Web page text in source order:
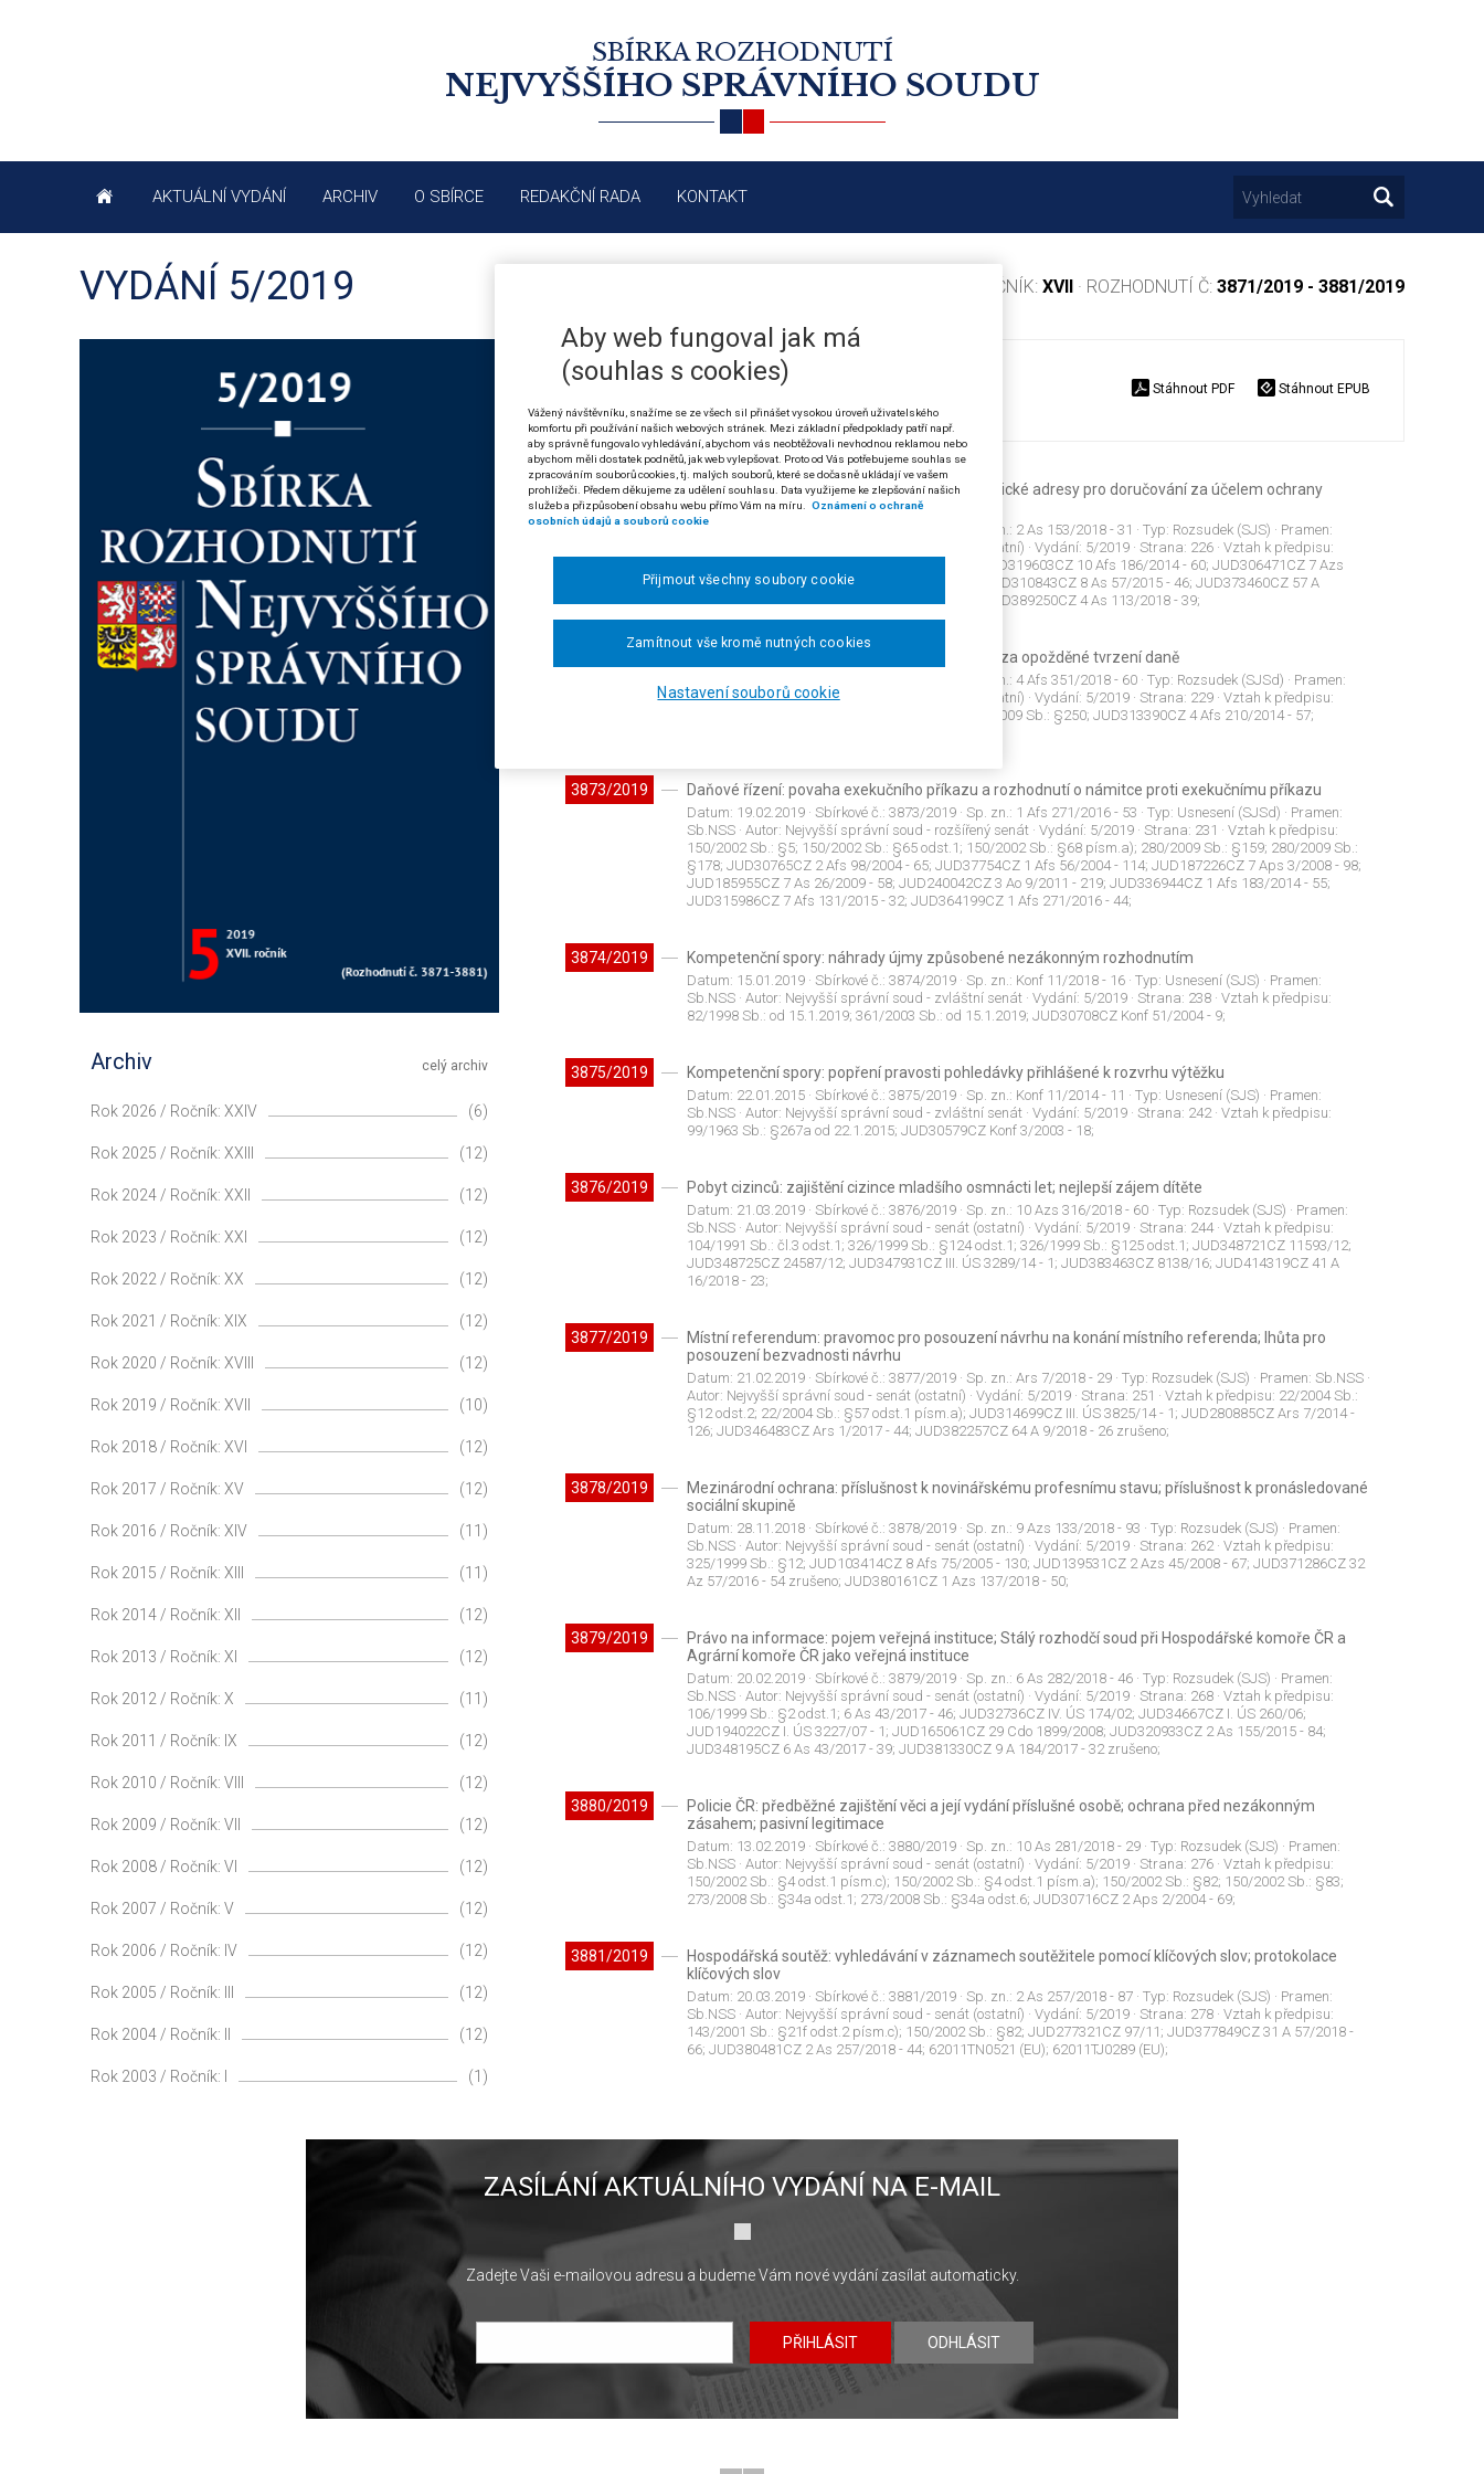
SBÍRKA ROZHODNUTÍ
NEJVYŠŠÍHO SPRÁVNÍHO SOUDU
AKTUÁLNÍ VYDÁNÍ ARCHIV O SBÍRCE REDAKČNÍ RADA KONTAKT
VYDÁNÍ 5/2019 · ROČNÍK: XVII · ROZHODNUTÍ Č: 3871/2019 - 3881/2019
OBSAH VYDÁNÍ 5/2019 Stáhnout PDF Stáhnout EPUB
3871/2019
Správní řízení: zablokování konkrétní elektronické adresy pro doručování za účelem ochrany
podatelny
Datum: · Sp. zn.: 2 As 153/2018 - 31 · Typ: Rozsudek (SJS) · Pramen:
Nejvyšší správní soud - senát (ostatní) · Vydání: 5/2019· Strana: 226· Vztah k předpisu:
181/2014 Sb.: §4; JUD112761CZ I. ÚS 250/05; JUD319603CZ 10 Afs 186/2014 - 60; JUD306471CZ 7 Azs
113/2015 - 32; JUD310340CZ 8 As 6/2015 - 37; JUD310843CZ 8 As 57/2015 - 46; JUD373460CZ 57 A
118/2016 - 69; JUD362133CZ 30 A 3/2017 - 33; JUD389250CZ 4 As 113/2018 - 39;
Daňové řízení: povaha zvýšení daně a pokuty za opožděné tvrzení daně
· Sp. zn.: 4 Afs 351/2018 - 60· Typ: Rozsudek (SJSd) · Pramen:
Sb.NSS· Autor:Nejvyšší správní soud - senát (ostatní) · Vydání: 5/2019· Strana: 229· Vztah k předpisu:
337/1992 Sb.: §68; 2/1993 Sb.: čl.40 odst.6; 280/2009 Sb.: §250; JUD313390CZ 4 Afs 210/2014 - 57;
3873/2019 Daňové řízení: povaha exekučního příkazu a rozhodnutí o námitce proti exekučnímu příkazu
Datum: 19.02.2019· Sbírkové č.: 3873/2019· Sp. zn.: 1 Afs 271/2016 - 53 · Typ: Usnesení (SJSd) · Pramen:
Sb.NSS· Autor: Nejvyšší správní soud - rozšířený senát· Vydání: 5/2019· Strana: 231 · Vztah k předpisu:
150/2002 Sb.: §5; 150/2002 Sb.: §65 odst.1; 150/2002 Sb.: §68 písm.a); 280/2009 Sb.: §159; 280/2009 Sb.:
§178; JUD30765CZ 2 Afs 98/2004 - 65; JUD37754CZ 1 Afs 56/2004 - 114; JUD187226CZ 7 Aps 3/2008 - 98;
JUD185955CZ 7 As 26/2009 - 58; JUD240042CZ 3 Ao 9/2011 - 219; JUD336944CZ 1 Afs 183/2014 - 55;
JUD315986CZ 7 Afs 131/2015 - 32; JUD364199CZ 1 Afs 271/2016 - 44;
3874/2019 Kompetenční spory: náhrady újmy způsobené nezákonným rozhodnutím
Datum: 15.01.2019· Sbírkové č.: 3874/2019· Sp. zn.: Konf 11/2018 - 16· Typ: Usnesení (SJS) · Pramen:
Sb.NSS· Autor: Nejvyšší správní soud - zvláštní senát· Vydání: 5/2019· Strana: 238· Vztah k předpisu:
82/1998 Sb.: od 15.1.2019; 361/2003 Sb.: od 15.1.2019; JUD30708CZ Konf 51/2004 - 9;
3875/2019 Kompetenční spory: popření pravosti pohledávky přihlášené k rozvrhu výtěžku
Datum: 22.01.2015· Sbírkové č.: 3875/2019· Sp. zn.: Konf 11/2014 - 11 · Typ: Usnesení (SJS) · Pramen:
Sb.NSS· Autor: Nejvyšší správní soud - zvláštní senát· Vydání: 5/2019· Strana: 242· Vztah k předpisu:
99/1963 Sb.: §267a od 22.1.2015; JUD30579CZ Konf 3/2003 - 18;
3876/2019 Pobyt cizinců: zajištění cizince mladšího osmnácti let; nejlepší zájem dítěte
Datum: 21.03.2019· Sbírkové č.: 3876/2019· Sp. zn.: 10 Azs 316/2018 - 60· Typ: Rozsudek (SJS) · Pramen:
Sb.NSS· Autor: Nejvyšší správní soud - senát (ostatní) · Vydání: 5/2019· Strana: 244· Vztah k předpisu:
104/1991 Sb.: čl.3 odst.1; 326/1999 Sb.: §124 odst.1; 326/1999 Sb.: §125 odst.1; JUD348721CZ 11593/12;
JUD348725CZ 24587/12; JUD347931CZ III. ÚS 3289/14 - 1; JUD383463CZ 8138/16; JUD414319CZ 41 A
16/2018 - 23;
3877/2019
Místní referendum: pravomoc pro posouzení návrhu na konání místního referenda; lhůta pro
posouzení bezvadnosti návrhu
Datum: 21.02.2019· Sbírkové č.: 3877/2019· Sp. zn.: Ars 7/2018 - 29· Typ: Rozsudek (SJS) · Pramen: Sb.NSS·
Autor: Nejvyšší správní soud - senát (ostatní) · Vydání: 5/2019· Strana: 251 · Vztah k předpisu: 22/2004 Sb.:
§12 odst.2; 22/2004 Sb.: §57 odst.1 písm.a); JUD314699CZ III. ÚS 3825/14 - 1; JUD280885CZ Ars 7/2014 -
126; JUD346483CZ Ars 1/2017 - 44; JUD382257CZ 64 A 9/2018 - 26 zrušeno;
3878/2019
Mezinárodní ochrana: příslušnost k novinářskému profesnímu stavu; příslušnost k pronásledované
sociální skupině
Datum: 28.11.2018· Sbírkové č.: 3878/2019· Sp. zn.: 9 Azs 133/2018 - 93 · Typ: Rozsudek (SJS) · Pramen:
Sb.NSS· Autor: Nejvyšší správní soud - senát (ostatní) · Vydání: 5/2019· Strana: 262· Vztah k předpisu:
325/1999 Sb.: §12; JUD103414CZ 8 Afs 75/2005 - 130; JUD139531CZ 2 Azs 45/2008 - 67; JUD371286CZ 32
Az 57/2016 - 54 zrušeno; JUD380161CZ 1 Azs 137/2018 - 50;
3879/2019
Právo na informace: pojem veřejná instituce; Stálý rozhodčí soud při Hospodářské komoře ČR a
Agrární komoře ČR jako veřejná instituce
Datum: 20.02.2019· Sbírkové č.: 3879/2019· Sp. zn.: 6 As 282/2018 - 46· Typ: Rozsudek (SJS) · Pramen:
Sb.NSS· Autor: Nejvyšší správní soud - senát (ostatní) · Vydání: 5/2019· Strana: 268· Vztah k předpisu:
106/1999 Sb.: §2 odst.1; 6 As 43/2017 - 46; JUD32736CZ IV. ÚS 174/02; JUD34667CZ I. ÚS 260/06;
JUD194022CZ I. ÚS 3227/07 - 1; JUD165061CZ 29 Cdo 1899/2008; JUD320933CZ 2 As 155/2015 - 84;
JUD348195CZ 6 As 43/2017 - 39; JUD381330CZ 9 A 184/2017 - 32 zrušeno;
3880/2019
Policie ČR: předběžné zajištění věci a její vydání příslušné osobě; ochrana před nezákonným
zásahem; pasivní legitimace
Datum: 13.02.2019· Sbírkové č.: 3880/2019· Sp. zn.: 10 As 281/2018 - 29· Typ: Rozsudek (SJS) · Pramen:
Sb.NSS· Autor: Nejvyšší správní soud - senát (ostatní) · Vydání: 5/2019· Strana: 276· Vztah k předpisu:
150/2002 Sb.: §4 odst.1 písm.c); 150/2002 Sb.: §4 odst.1 písm.a); 150/2002 Sb.: §82; 150/2002 Sb.: §83;
273/2008 Sb.: §34a odst.1; 273/2008 Sb.: §34a odst.6; JUD30716CZ 2 Aps 2/2004 - 69;
3881/2019
Hospodářská soutěž: vyhledávání v záznamech soutěžitele pomocí klíčových slov; protokolace
klíčových slov
Datum: 20.03.2019· Sbírkové č.: 3881/2019· Sp. zn.: 2 As 257/2018 - 87· Typ: Rozsudek (SJS) · Pramen:
Sb.NSS· Autor: Nejvyšší správní soud - senát (ostatní) · Vydání: 5/2019· Strana: 278· Vztah k předpisu:
143/2001 Sb.: §21f odst.2 písm.c); 150/2002 Sb.: §82; JUD277321CZ 97/11; JUD377849CZ 31 A 57/2018 -
66; JUD380481CZ 2 As 257/2018 - 44; 62011TN0521 (EU); 62011TJ0289 (EU);
celý archiv
Archiv
Rok 2026 / Ročník: XXIV (6)
Rok 2025 / Ročník: XXIII (12)
Rok 2024 / Ročník: XXII (12)
Rok 2023 / Ročník: XXI (12)
Rok 2022 / Ročník: XX (12)
Rok 2021 / Ročník: XIX (12)
Rok 2020 / Ročník: XVIII (12)
Rok 2019 / Ročník: XVII (10)
Rok 2018 / Ročník: XVI (12)
Rok 2017 / Ročník: XV (12)
Rok 2016 / Ročník: XIV (11)
Rok 2015 / Ročník: XIII (11)
Rok 2014 / Ročník: XII (12)
Rok 2013 / Ročník: XI (12)
Rok 2012 / Ročník: X (11)
Rok 2011 / Ročník: IX (12)
Rok 2010 / Ročník: VIII (12)
Rok 2009 / Ročník: VII (12)
Rok 2008 / Ročník: VI (12)
Rok 2007 / Ročník: V (12)
Rok 2006 / Ročník: IV (12)
Rok 2005 / Ročník: III (12)
Rok 2004 / Ročník: II (12)
Rok 2003 / Ročník: I (1)
ZASÍLÁNÍ AKTUÁLNÍHO VYDÁNÍ NA E-MAIL
Zadejte Vaši e-mailovou adresu a budeme Vám nové vydání zasílat automaticky.
PŘIHLÁSIT ODHLÁSIT
Aby web fungoval jak má
(souhlas s cookies)
Vážený návštěvníku, snažíme se ze všech sil přinášet vysokou úroveň uživatelského
komfortu při používání našich webových stránek. Mezi základní předpoklady patří např.
aby správně fungovalo vyhledávání, abychom vás neobtěžovali nevhodnou reklamou nebo
abychom měli dostatek podnětů, jak web vylepšovat. Proto od Vás potřebujeme souhlas se
zpracováním souborů cookies, tj. malých souborů, které se dočasně ukládají ve vašem
prohlížeči. Předem děkujeme za udělení souhlasu. Data využijeme ke zlepšování našich
služeb a přizpůsobení obsahu webu přímo Vám na míru.
Oznámení o ochraně
osobních údajů a souborů cookie
Nastavení souborů cookie
Zamítnout vše kromě nutných cookies
Přijmout všechny soubory cookie